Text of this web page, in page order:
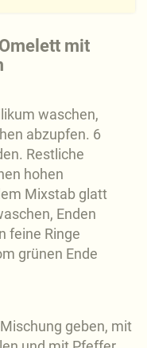
mit
waschen,
abzupfen. 6
Restliche
hohen
Mixstab glatt
Enden
feine Ringe
grünen Ende
geben, mit